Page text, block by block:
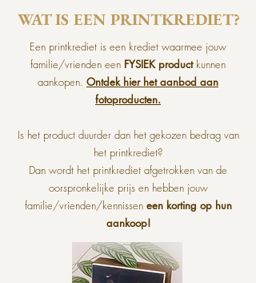
WAT IS EEN PRINTKREDIET?
Een printkrediet is een krediet waarmee jouw
familie/vrienden een FYSIEK product kunnen
aankopen. Ontdek hier het aanbod aan
fotoproducten.
Is het product duurder dan het gekozen bedrag van
het printkrediet?
Dan wordt het printkrediet afgetrokken van de
oorspronkelijke prijs en hebben jouw
familie/vrienden/kennissen een korting op hun
aankoop!